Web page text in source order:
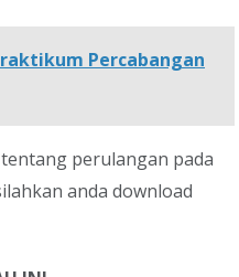
Percabangan
perulangan pada
anda download